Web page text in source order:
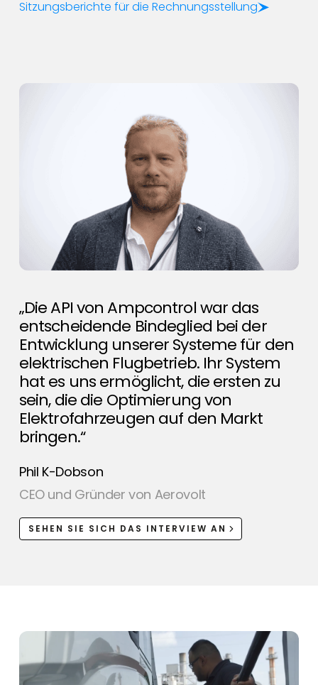
Sitzungsberichte für die Rechnungsstellung
„Die API von Ampcontrol war das
entscheidende Bindeglied bei der
Entwicklung unserer Systeme für den
elektrischen Flugbetrieb. Ihr System
hat es uns ermöglicht, die ersten zu
sein, die die Optimierung von
Elektrofahrzeugen auf den Markt
bringen.“
Phil K-Dobson
CEO und Gründer von Aerovolt
SEHEN SIE SICH DAS INTERVIEW AN